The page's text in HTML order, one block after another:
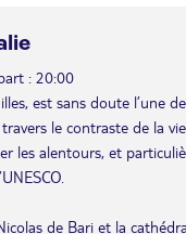
: 20:00
est sans doute l’une
le contraste de la
les alentours, et
de Bari et la